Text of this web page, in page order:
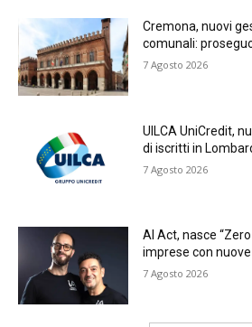
Cremona, nuovi
comunali:
7 Agosto 2026
UILCA UniCredit,
di iscritti in
7 Agosto 2026
AI Act, nasce
imprese con nuove
7 Agosto 2026